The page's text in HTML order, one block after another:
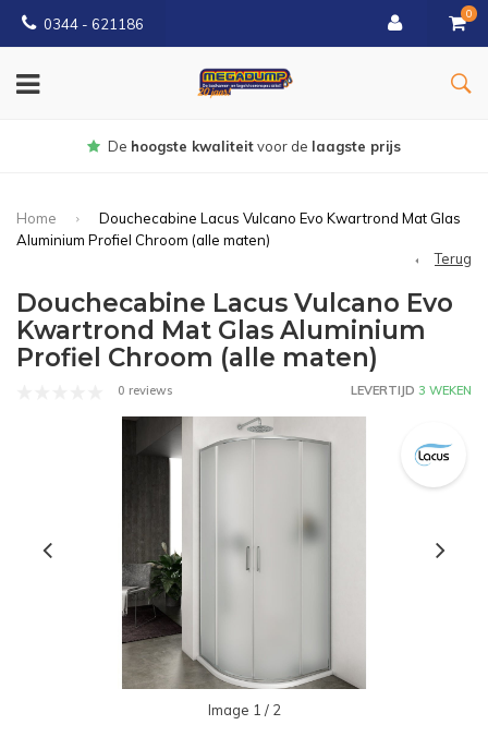
0344 - 621186
0
Gratisbezorgd vanaf € 150
Home
Douchecabine Lacus Vulcano Evo Kwartrond Mat Glas
Aluminium Profiel Chroom (alle maten)
Terug
Douchecabine Lacus Vulcano Evo
Kwartrond Mat Glas Aluminium
Profiel Chroom (alle maten)
0 reviews LEVERTIJD 3 WEKEN
Image 1 / 2